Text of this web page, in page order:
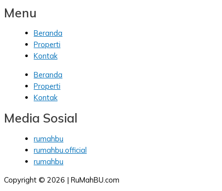
Menu
Beranda
Properti
Kontak
Beranda
Properti
Kontak
Media Sosial
rumahbu
rumahbu.official
rumahbu
Copyright © 2026 | RuMahBU.com